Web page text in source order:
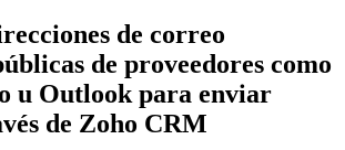
de correo
de proveedores como
u Outlook para enviar
de Zoho CRM